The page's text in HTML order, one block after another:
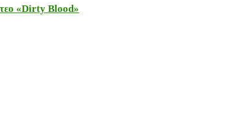
«Dirty Blood»